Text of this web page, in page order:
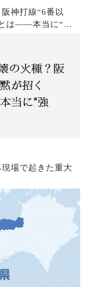
神打線“6番以
は——本当に“強
場で起きた重大